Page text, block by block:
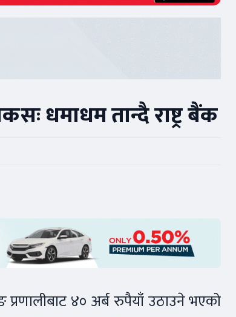
धमाधम तान्दै राष्ट्र बैंक
४० अर्ब रुपैयाँ उठाउने भएको